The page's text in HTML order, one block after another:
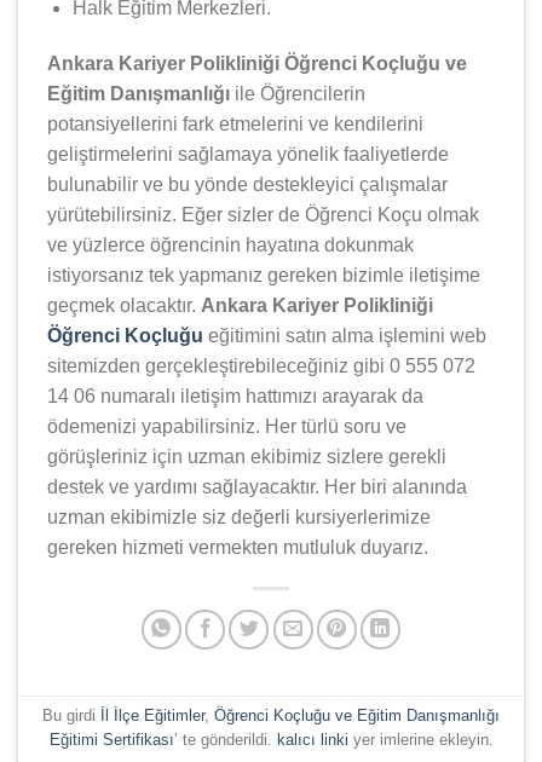
Halk Eğitim Merkezleri.
Ankara Kariyer Polikliniği Öğrenci Koçluğu ve
Eğitim Danışmanlığı ile Öğrencilerin
potansiyellerini fark etmelerini ve kendilerini
geliştirmelerini sağlamaya yönelik faaliyetlerde
bulunabilir ve bu yönde destekleyici çalışmalar
yürütebilirsiniz. Eğer sizler de Öğrenci Koçu olmak
ve yüzlerce öğrencinin hayatına dokunmak
istiyorsanız tek yapmanız gereken bizimle iletişime
geçmek olacaktır. Ankara Kariyer Polikliniği
Öğrenci Koçluğu eğitimini satın alma işlemini web
sitemizden gerçekleştirebileceğiniz gibi 0 555 072
14 06 numaralı iletişim hattımızı arayarak da
ödemenizi yapabilirsiniz. Her türlü soru ve
görüşleriniz için uzman ekibimiz sizlere gerekli
destek ve yardımı sağlayacaktır. Her biri alanında
uzman ekibimizle siz değerli kursiyerlerimize
gereken hizmeti vermekten mutluluk duyarız.
Bu girdi İl İlçe Eğitimler, Öğrenci Koçluğu ve Eğitim Danışmanlığı
Eğitimi Sertifikası’ te gönderildi. kalıcı linki yer imlerine ekleyin.